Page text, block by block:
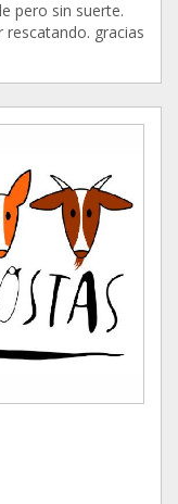
pero sin suerte.
gracias